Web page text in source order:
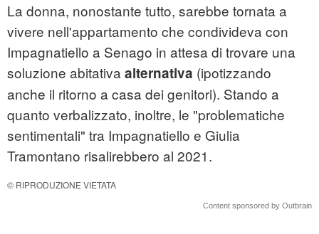
La donna, nonostante tutto, sarebbe tornata a
vivere nell'appartamento che condivideva con
Impagnatiello a Senago in attesa di trovare una
soluzione abitativa alternativa (ipotizzando
anche il ritorno a casa dei genitori). Stando a
quanto verbalizzato, inoltre, le "problematiche
sentimentali" tra Impagnatiello e Giulia
Tramontano risalirebbero al 2021.
© RIPRODUZIONE VIETATA
Content sponsored by Outbrain